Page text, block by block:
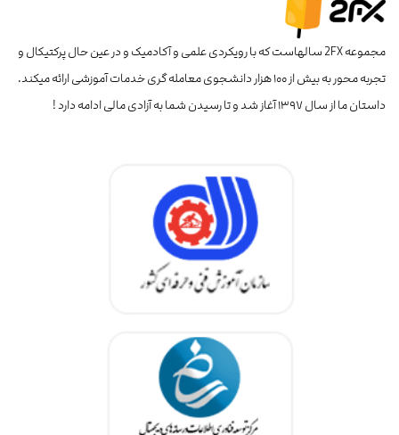
مجموعه 2FX سالهاست که با رویکردی علمی و آکادمیک و در عین حال پرکتیکال و
تجربه محور به بیش از ۱۰۰ هزار دانشجوی معامله گری خدمات آموزشی ارائه میکند.
داستان ما از سال ۱۳۹۷ آغاز شد و تا رسیدن شما به آزادی مالی ادامه دارد !